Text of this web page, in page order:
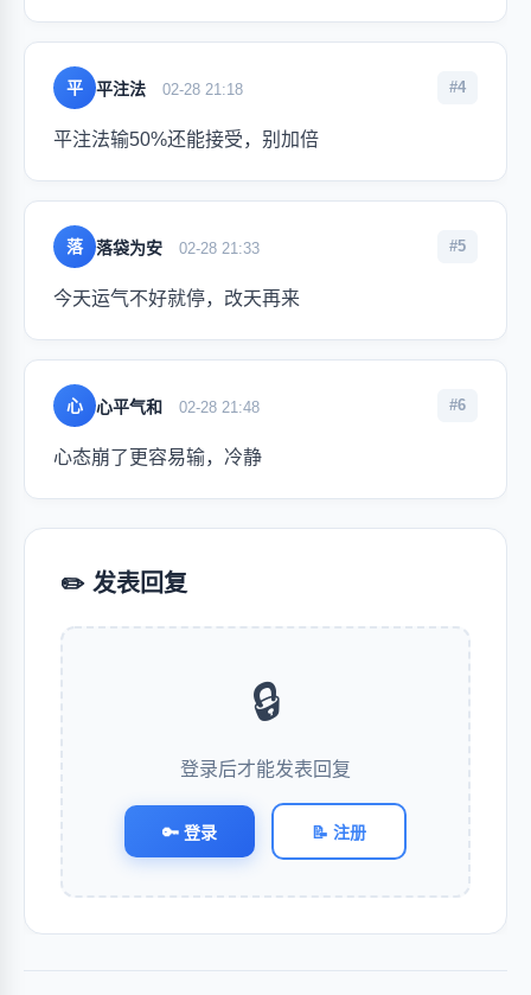
平 平注法 02-28 21:18 #4
平注法输50%还能接受，别加倍
落 落袋为安 02-28 21:33 #5
今天运气不好就停，改天再来
心 心平气和 02-28 21:48 #6
心态崩了更容易输，冷静
✏️ 发表回复
🔒
登录后才能发表回复
🔑 登录 📝 注册